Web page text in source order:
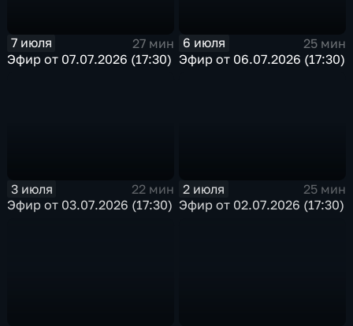
7 июля
27 мин
Эфир от 07.07.2026 (17:30)
6 июля
25 мин
Эфир от 06.07.2026 (17:30)
3 июля
22 мин
Эфир от 03.07.2026 (17:30)
2 июля
25 мин
Эфир от 02.07.2026 (17:30)